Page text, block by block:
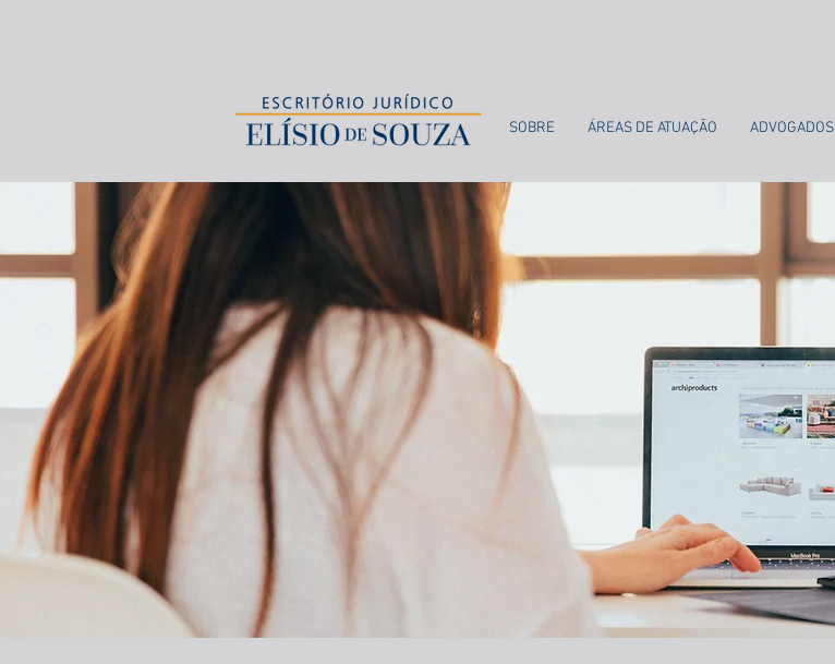
SOBRE ÁREAS DE ATUAÇÃO ADVOGADOS